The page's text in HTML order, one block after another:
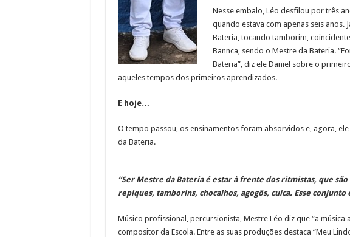
Nesse embalo, Léo desfilou por três
quando estava com apenas seis anos.
Bateria, tocando tamborim,
Bannca, sendo o Mestre da Bateria.
Bateria”, diz ele Daniel sobre o
aqueles tempos dos primeiros aprendizados.
E hoje…
O tempo passou, os ensinamentos foram absorvidos e, agora,
da Bateria.
“Ser Mestre da Bateria é estar à frente dos ritmistas, que são
repiques, tamborins, chocalhos, agogôs, cuíca. Esse conjunto
Músico profissional, percursionista, Mestre Léo diz que “a música
compositor da Escola. Entre as suas produções destaca “Meu